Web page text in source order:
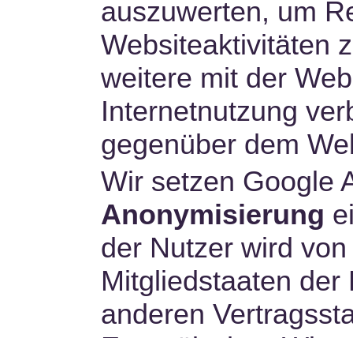
auszuwerten, um
Websiteaktivitäten
weitere mit der
Internetnutzung
gegenüber dem
Wir setzen Google
Anonymisierung
der Nutzer wird
Mitgliedstaaten
anderen